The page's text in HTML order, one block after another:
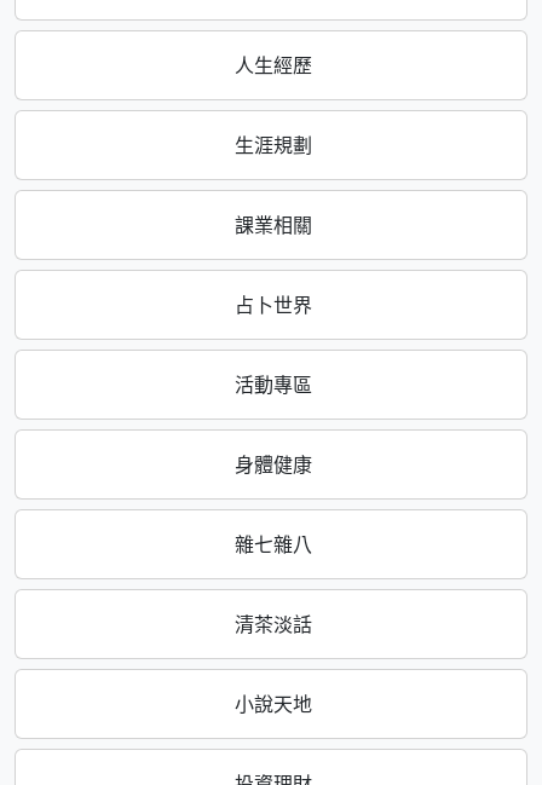
人生經歷
生涯規劃
課業相關
占卜世界
活動專區
身體健康
雜七雜八
清茶淡話
小說天地